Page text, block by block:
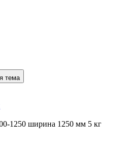
тема
1250 ширина 1250 мм 5 кг